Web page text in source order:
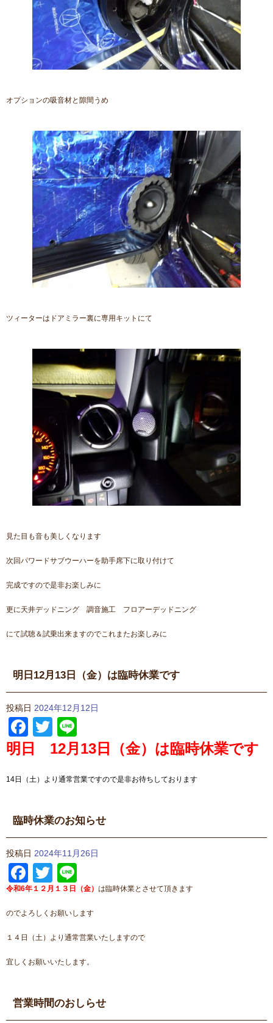
オプションの吸音材と隙間うめ
ツィーターはドアミラー裏に専用キットにて
見た目も音も美しくなります
次回パワードサブウーハーを助手席下に取り付けて
完成ですので是非お楽しみに
更に天井デッドニング 調音施工 フロアーデッドニング
にて試聴＆試乗出来ますのでこれまたお楽しみに
明日12月13日（金）は臨時休業です
投稿日 2024年12月12日
Facebook
Twitter
明日 12月13日（金）は臨時休業です
14日（土）より通常営業ですので是非お待ちしております
臨時休業のお知らせ
投稿日 2024年11月26日
Facebook
Twitter
令和6年１２月１３日（金） は臨時休業とさせて頂きます
のでよろしくお願いします
１４日（土）より通常営業いたしますので
宜しくお願いいたします。
営業時間のおしらせ